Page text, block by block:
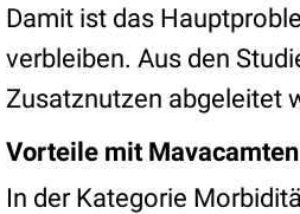
Damit ist das
verbleiben. Aus den
Zusatznutzen abgeleitet
Vorteile mit Mavacamten
In der Kategorie